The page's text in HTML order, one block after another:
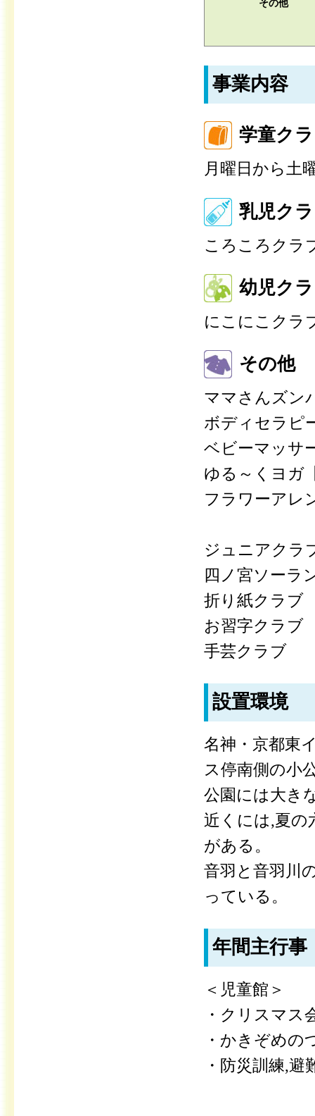
その他
事業内容
学童ク
月曜日から土
乳児ク
ころころクラ
幼児ク
にこにこクラ
その他
ママさんズン
ボディセラピ
ベビーマッサ
ゆる～くヨガ
フラワーアレ
ジュニアクラ
四ノ宮ソーラ
折り紙クラブ
お習字クラブ
手芸クラブ
設置環境
名神・京都東
ス停南側の小
公園には大き
近くには,夏の
がある。
音羽と音羽川
っている。
年間主行事
＜児童館＞
・クリスマス
・かきぞめの
・防災訓練,避